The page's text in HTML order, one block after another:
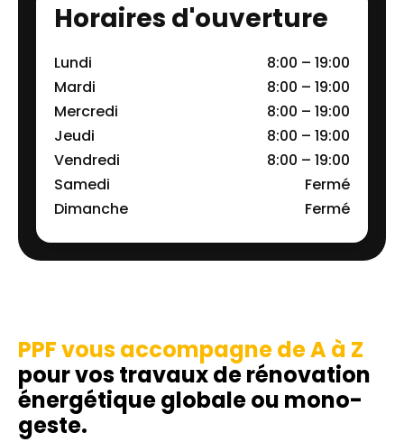
Horaires d'ouverture
Lundi
8:00 – 19:00
Mardi
8:00 – 19:00
Mercredi
8:00 – 19:00
Jeudi
8:00 – 19:00
Vendredi
8:00 – 19:00
Samedi
Fermé
Dimanche
Fermé
PPF vous accompagne de A à Z
pour vos travaux de rénovation
énergétique globale ou mono-
geste.